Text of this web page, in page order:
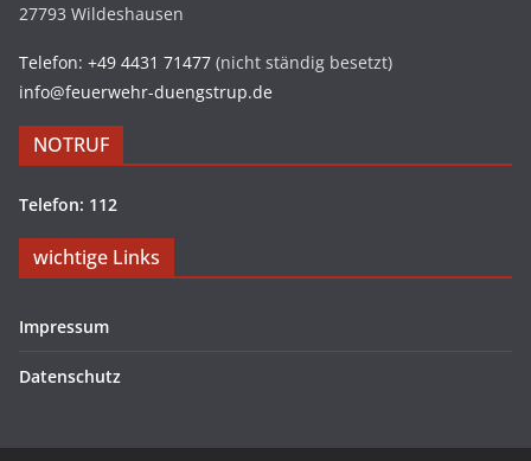
27793 Wildeshausen
Telefon: +49 4431 71477 (nicht ständig besetzt)
info@feuerwehr-duengstrup.de
NOTRUF
Telefon: 112
wichtige Links
Impressum
Datenschutz